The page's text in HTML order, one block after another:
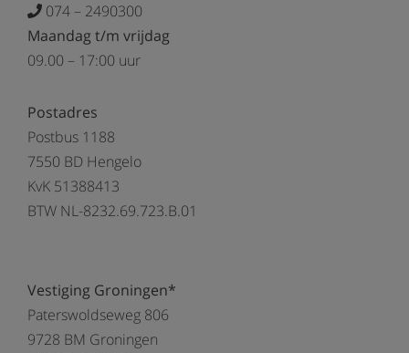
074 – 2490300
Maandag t/m vrijdag
09.00 – 17:00 uur
Postadres
Postbus 1188
7550 BD Hengelo
KvK 51388413
BTW NL-8232.69.723.B.01
Vestiging Groningen*
Paterswoldseweg 806
9728 BM Groningen